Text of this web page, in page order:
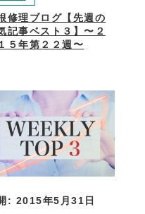
修理ブログ【先週の
記事ベスト３】〜２
５年第２２週〜
: 2015年5月31日